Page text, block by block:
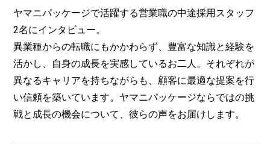
ヤマニパッケージで活躍する営業職の中途採用スタッフ
2名にインタビュー。
異業種からの転職にもかかわらず、豊富な知識と経験を
活かし、自身の成長を実感しているお二人。それぞれが
異なるキャリアを持ちながらも、顧客に最適な提案を行
い信頼を築いています。ヤマニパッケージならではの挑
戦と成長の機会について、彼らの声をお届けします。